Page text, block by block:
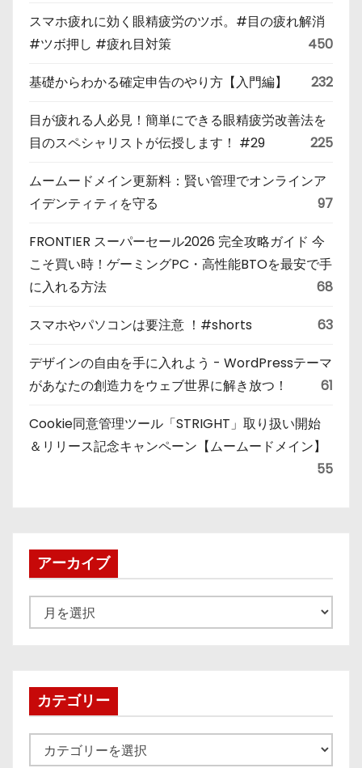
スマホ疲れに効く眼精疲労のツボ。#目の疲れ解消
#ツボ押し #疲れ目対策
450
基礎からわかる確定申告のやり方【入門編】 232
目が疲れる人必見！簡単にできる眼精疲労改善法を
目のスペシャリストが伝授します！ #29
225
ムームードメイン更新料：賢い管理でオンラインア
イデンティティを守る
97
FRONTIER スーパーセール2026 完全攻略ガイド 今
こそ買い時！ゲーミングPC・高性能BTOを最安で手
に入れる方法
68
スマホやパソコンは要注意 ！#shorts 63
デザインの自由を手に入れよう - WordPressテーマ
があなたの創造力をウェブ世界に解き放つ！
61
Cookie同意管理ツール「STRIGHT」取り扱い開始
＆リリース記念キャンペーン【ムームードメイン】
55
アーカイブ
ー
ブカテゴリー